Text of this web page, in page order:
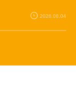
2026.08.04